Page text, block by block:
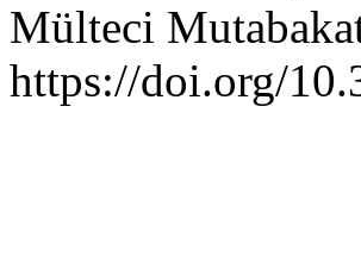
Mülteci
https://doi.org/